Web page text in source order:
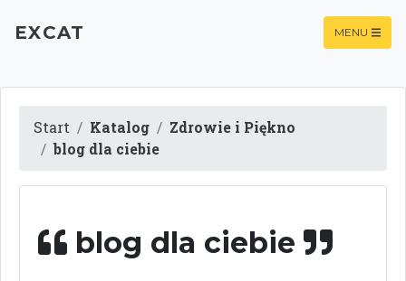
EXCAT MENU
Start Katalog
Zdrowie i Piękno
blog dla ciebie
blog dla ciebie